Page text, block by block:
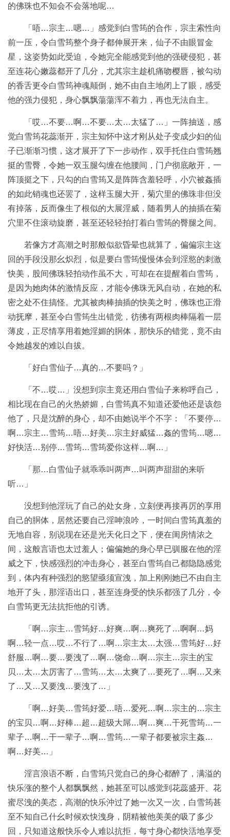
的佛珠也不知会不会落地呢…
「唔…宗主…嗯…」感觉到白雪筠的合作，宗主索性向
前一压，令白雪筠整个身子都伸展开来，仙子不由眼冒金
星，这姿势如此受迫，令她完全能感觉到他的强硬侵犯，甚
至连花心嫩蕊都开了几分，尤其宗主趁机痛吻樱唇，被勾动
的香舌更令白雪筠神魂颠倒，她不由自主地闭上了眼，感受
他的强力侵犯，身心飘飘蕩蕩浑不着力，再也无法自主。
「哎…不要…啊…不要…太…太猛了…」一阵抽送，感
觉白雪筠花蕊渐开，宗主知怀中这才刚从处子变成少妇的仙
子已渐渐习惯，这才展开了下一步动作，双手托住白雪筠翘
挺的雪臀，令她一双玉腿勾缠在他腰间，门户彻底敞开，一
阵顶挺之下，只勾的白雪筠又是阵阵含羞轻呼，小穴被姦插
的如此销魂也还罢了，这样玉腿大开，菊穴里的佛珠非但没
有掉落，反而像生了根似的大展淫威，随着男人的抽插在菊
穴里不住滚动旋磨，甚至还轻轻拍打着白雪筠的臀腿之间。
若像方才高潮之时那般似欲昏晕也就算了，偏偏宗主这
回的手段没那幺炽烈，似是要白雪筠慢慢体会到淫慾的刺激
快美，股间佛珠轻拍动作虽不大，可却在在提醒着白雪筠，
是因为她肉体的激情反应，才能令佛珠无风自动，在她的私
密之处不住搞怪。尤其被肉棒抽插的快美之时，佛珠也正滑
动抚摩，甚至令白雪筠生出错觉，彷彿有两根肉棒隔着一层
薄皮，正尽情享用着她淫媚的胴体，那快乐的错觉，竟不由
令她越发的难以自拔。
「好白雪仙子…真的…不要吗？」
「不…哎…」没想到宗主竟还用白雪仙子来称呼自己，
相比现在自己的火热娇媚，白雪筠真不知道还爱他还是该怨
他了，只是沈醉的身心，却不由她说半个不字：「不要停…
啊…宗主…雪筠…唔…好美…宗主好威猛…姦的雪筠…嗯…
好快活…别停…雪筠…雪筠爱你这样…啊…」
「那…白雪仙子就乖乖叫两声…叫两声甜甜的来听
听…」
没想到他淫玩了自己的处女身，立刻便再接再厉的享用
自己的胴体，居然还要自己淫呻浪吟，一时间白雪筠真羞的
无地自容，别说现在还是光天化日之下，便在闺房情浓之
间，这般言语也太过羞人；偏偏她的身心早已驯服在他的淫
威之下，快感强烈的冲击身心，甚至白雪筠自己都隐隐感觉
到，体内有种强烈的慾望亟须宣洩，加上刚刚她已不由自主
地开了头，那淫语出口，甚至连身受的快乐都强了几分，令
白雪筠更无法抗拒他的引诱。
「啊…宗主…雪筠好…好爽…啊…爽死了…啊啊…妈
啊…轻一点…哎…不行了…啊…宗主太…太强…雪筠好…好
舒服…啊…要…要洩了…啊…饶命…啊…宗主…宗主的宝
贝…太…太厉害了…雪筠…太…太爽了…要死了…啊…又来
了…又…又要洩…要洩了…」
「啊…好美…雪筠好爱…唔…爱死…啊…宗主的…宗主
的宝贝…啊…好棒…超…超级大屌…啊…爽…干死雪筠…一
辈子…啊…干一辈子…啊…雪筠…一辈子都要被宗主姦…
啊…好美…」
淫言浪语不断，白雪筠只觉自己的身心都醉了，满溢的
快乐涨的整个人都飘飘然，她甚至可以感觉到花蕊盛开、花
蜜尽洩的美态，高潮的快乐沖过了她一次又一次，白雪筠甚
至不知自己什幺时候欢快洩身，阴精被他美美的吸了多少
回，只知道这般快乐令人难以抗拒，每寸身心都快活地享受